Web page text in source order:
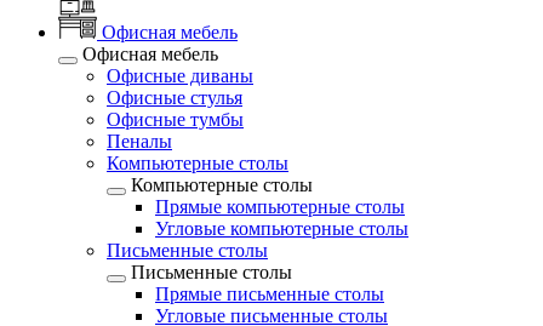
Офисная мебель
Офисная мебель
Офисные диваны
Офисные стулья
Офисные тумбы
Пеналы
Компьютерные столы
Компьютерные столы
Прямые компьютерные столы
Угловые компьютерные столы
Письменные столы
Письменные столы
Прямые письменные столы
Угловые письменные столы